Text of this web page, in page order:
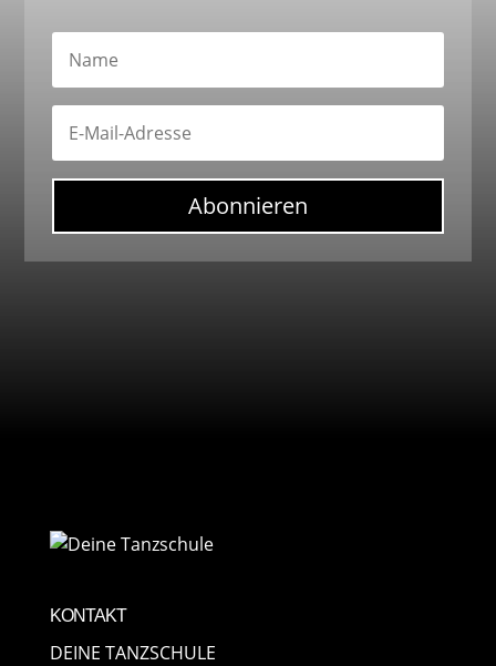
Abonnieren
KONTAKT
DEINE TANZSCHULE